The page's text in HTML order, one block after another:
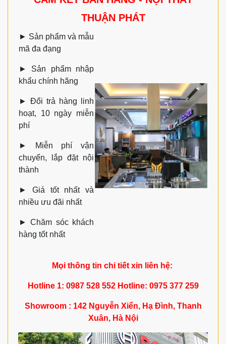
THUẬN PHÁT
► Sản phẩm và mẫu
mã đa đạng
► Sản phẩm nhập
khẩu chính hãng
► Đổi trả hàng linh
hoạt, 10 ngày miễn
phí
►
Miễn phí vận
chuyển, lắp đặt nội
thành
► Giá tốt nhất và
nhiều ưu đãi nhất
►Chăm sóc khách
hàng tốt nhất
Mọi thông tin chi tiết xin liên hệ:
Hotline 1: 0987 528 552 Hotline: 0975 377 259
Showroom : 142 Nguyễn Xiển, Hạ Đình, Thanh
Xuân, Hà Nội